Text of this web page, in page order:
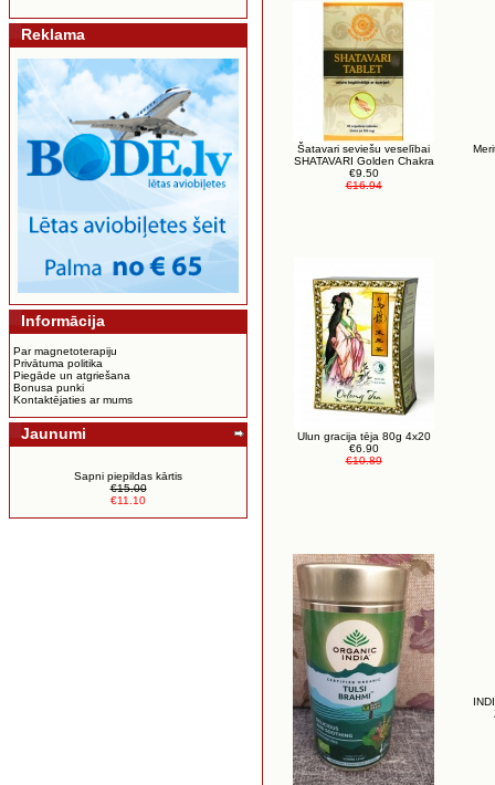
Reklama
Informācija
Par magnetoterapiju
Privātuma politika
Piegāde un atgriešana
Bonusa punki
Kontaktējaties ar mums
Jaunumi
Sapni piepildas kārtis
€15.00
€11.10
Šatavari seviešu veselībai
SHATAVARI Golden Chakra
€9.50
€16.94
Ulun gracija tēja 80g 4x20
€6.90
€10.89